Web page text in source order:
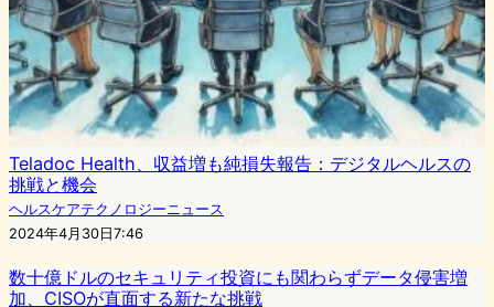
Teladoc Health、収益増も純損失報告：デジタルヘルスの
挑戦と機会
ヘルスケアテクノロジーニュース
2024年4月30日7:46
数十億ドルのセキュリティ投資にも関わらずデータ侵害増
加、CISOが直面する新たな挑戦